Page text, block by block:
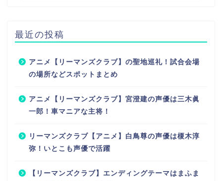
最近の投稿
アニメ【リーマンズクラブ】の聖地巡礼！試合会場
の場所などスポットまとめ
アニメ【リーマンズクラブ】宮澄建の声優は三木眞
一郎！車マニアな主将！
リーマンズクラブ【アニメ】白鳥尊の声優は榎木淳
弥！いとこも声優で活躍
【リーマンズクラブ】エンディングテーマはまふま